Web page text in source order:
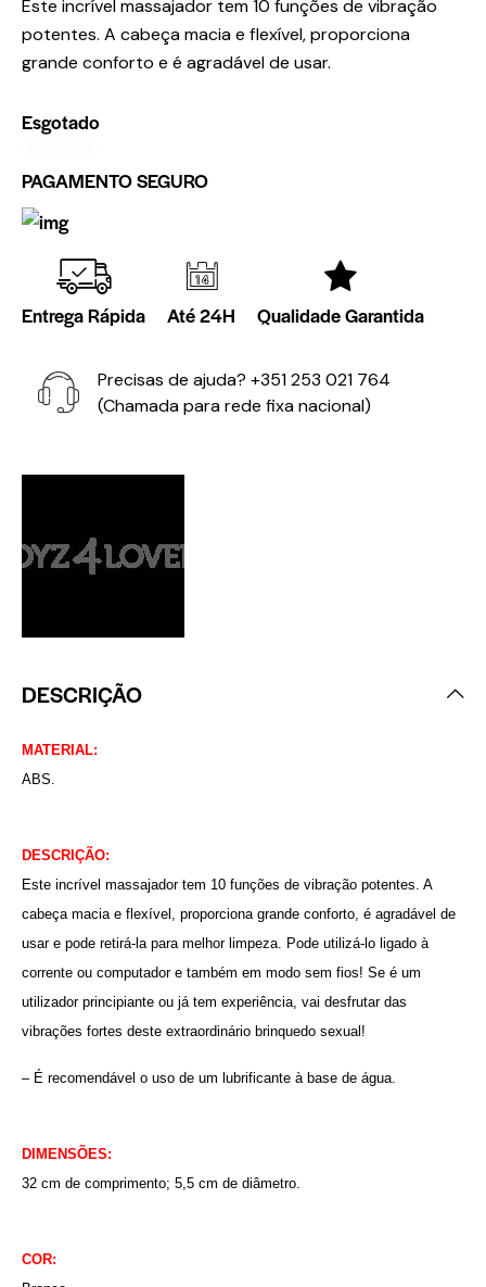
Este incrível massajador tem 10 funções de vibração
potentes. A cabeça macia e flexível, proporciona
grande conforto e é agradável de usar.
Esgotado
PAGAMENTO SEGURO
Entrega Rápida Até 24H Qualidade Garantida
Precisas de ajuda? +351 253 021 764
(Chamada para rede fixa nacional)
DESCRIÇÃO
MATERIAL:
ABS.
DESCRIÇÃO:
Este incrível massajador tem 10 funções de vibração potentes. A
cabeça macia e flexível, proporciona grande conforto, é agradável de
usar e pode retirá-la para melhor limpeza. Pode utilizá-lo ligado à
corrente ou computador e também em modo sem fios! Se é um
utilizador principiante ou já tem experiência, vai desfrutar das
vibrações fortes deste extraordinário brinquedo sexual!
– É recomendável o uso de um lubrificante à base de água.
DIMENSÕES:
32 cm de comprimento; 5,5 cm de diâmetro.
COR: